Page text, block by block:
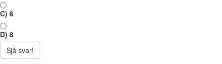
C) 6
D) 8
Sjå svar!